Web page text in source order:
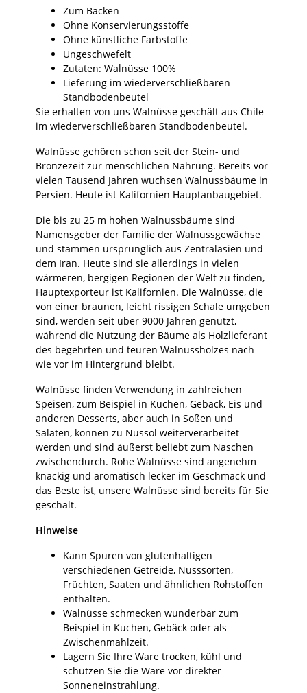
Zum Backen
Ohne Konservierungsstoffe
Ohne künstliche Farbstoffe
Ungeschwefelt
Zutaten: Walnüsse 100%
Lieferung im wiederverschließbaren
Standbodenbeutel
Sie erhalten von uns Walnüsse geschält aus Chile
im wiederverschließbaren Standbodenbeutel.
Walnüsse gehören schon seit der Stein- und
Bronzezeit zur menschlichen Nahrung. Bereits vor
vielen Tausend Jahren wuchsen Walnussbäume in
Persien. Heute ist Kalifornien Hauptanbaugebiet.
Die bis zu 25 m hohen Walnussbäume sind
Namensgeber der Familie der Walnussgewächse
und stammen ursprünglich aus Zentralasien und
dem Iran. Heute sind sie allerdings in vielen
wärmeren, bergigen Regionen der Welt zu finden,
Hauptexporteur ist Kalifornien. Die Walnüsse, die
von einer braunen, leicht rissigen Schale umgeben
sind, werden seit über 9000 Jahren genutzt,
während die Nutzung der Bäume als Holzlieferant
des begehrten und teuren Walnussholzes nach
wie vor im Hintergrund bleibt.
Walnüsse finden Verwendung in zahlreichen
Speisen, zum Beispiel in Kuchen, Gebäck, Eis und
anderen Desserts, aber auch in Soßen und
Salaten, können zu Nussöl weiterverarbeitet
werden und sind äußerst beliebt zum Naschen
zwischendurch. Rohe Walnüsse sind angenehm
knackig und aromatisch lecker im Geschmack und
das Beste ist, unsere Walnüsse sind bereits für Sie
geschält.
Hinweise
Kann Spuren von glutenhaltigen
verschiedenen Getreide, Nusssorten,
Früchten, Saaten und ähnlichen Rohstoffen
enthalten.
Walnüsse schmecken wunderbar zum
Beispiel in Kuchen, Gebäck oder als
Zwischenmahlzeit.
Lagern Sie Ihre Ware trocken, kühl und
schützen Sie die Ware vor direkter
Sonneneinstrahlung.